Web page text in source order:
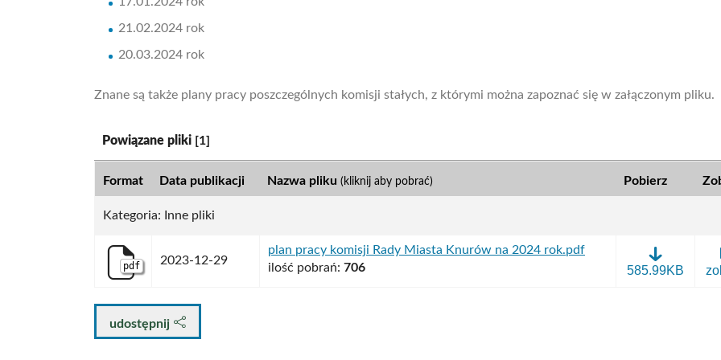
21.02.2024 rok
20.03.2024 rok
Znane są także plany pracy poszczególnych komisji stałych, z którymi można zapoznać się w załączonym pliku.
Kategoria:
Powiązane pliki [1]
Format Data publikacji Nazwa pliku (kliknij aby pobrać) Pobierz
Kategoria: Inne pliki
pdf 2023-12-29
plan pracy komisji Rady Miasta Knurów na 2024 rok.pdf
ilość pobrań: 706
plan
585.99KB
udostępnij